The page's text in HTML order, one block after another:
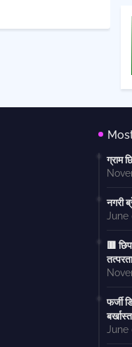
ग्राम
नगरी
June
🟥
फर्जी
बर्खास्त
June